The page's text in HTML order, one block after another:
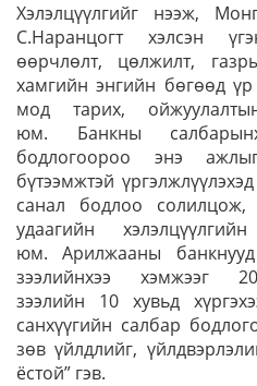
Хэлэлцүүлгийг нээж,
С.Наранцогт хэлсэн
өөрчлөлт, цөлжилт,
хамгийн энгийн бөгөөд
мод тарих,
юм. Банкны
бодлогоороо энэ
бүтээмжтэй
санал бодлоо
удаагийн
юм. Арилжааны
зээлийнхээ хэмжээг
зээлийн 10 хувьд
санхүүгийн салбар
зөв үйлдлийг,
ёстой” гэв.